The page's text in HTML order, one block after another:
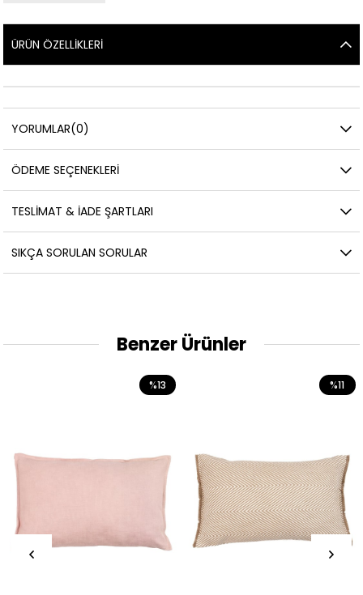
ÜRÜN ÖZELLIKLERI
YORUMLAR(0)
ÖDEME SEÇENEKLERI
TESLIMAT & İADE ŞARTLARI
SIKÇA SORULAN SORULAR
Benzer Ürünler
%13 %11